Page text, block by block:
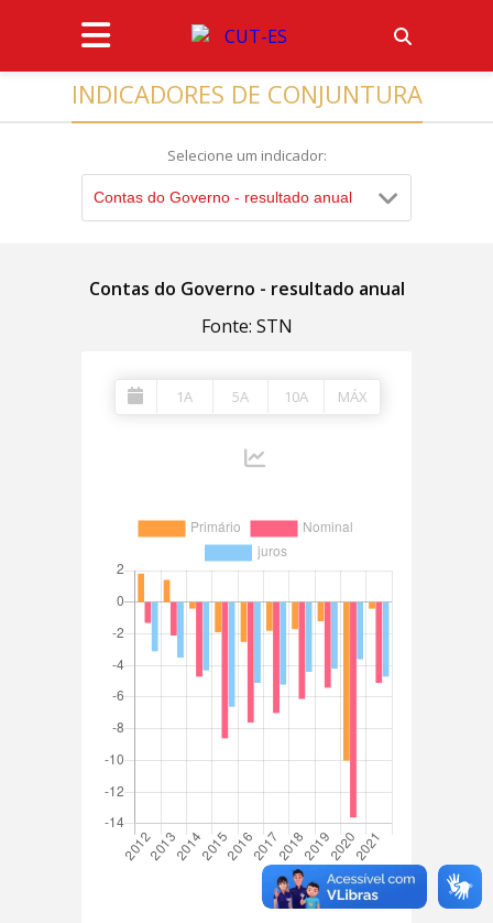
INDICADORES DE CONJUNTURA
Selecione um indicador:
Contas do Governo - resultado anual
Contas do Governo - resultado anual
Fonte: STN
1A 5A 10A MÁX